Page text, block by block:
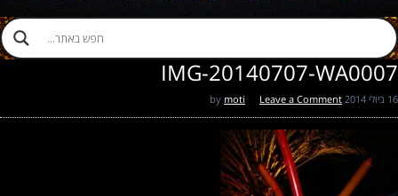
IMG-20140707-WA0007
16 ביולי 2014 moti Leave a Comment